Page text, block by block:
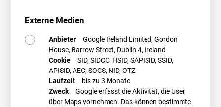
Abstandes!
Gesetzesentwurfder schwarz-grünen Landesregierung, mit dem sie die
Anwendung des 1.000m-Abstandes (§ 2 BauGB-AG NRW) zu
Wohngebäuden erheblich einschränken will. Konkret soll die Regelung,
die erst vor anderthalb Jahren geschaffen wurde (wir berichteten
innerhalb von Windenergiegebieten nach § 2 Nr. 1 WindBG nicht mehr
anwendbar sein. Gleiches gilt für außerhalb solcher Gebiete liegende
Repowering-Vorhaben nach § 16b BImSchG.
Externe Medien
Anbieter
Google Ireland Limited, Gordon
House, Barrow Street, Dublin 4, Ireland
Cookie
SID, SIDCC, HSID, SAPISID, SSID,
APISID, AEC, SOCS, NID, OTZ
Laufzeit
bis zu 3 Monate
Zweck
Google erfasst die Aktivität, die User
über Maps vornehmen. Das können bestimmte